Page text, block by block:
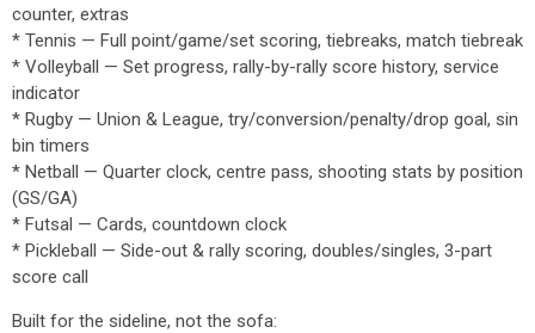
counter, extras
* Tennis — Full point/game/set scoring, tiebreaks, match tiebreak
* Volleyball — Set progress, rally-by-rally score history, service
indicator
* Rugby — Union & League, try/conversion/penalty/drop goal, sin
bin timers
* Netball — Quarter clock, centre pass, shooting stats by position
(GS/GA)
* Futsal — Cards, countdown clock
* Pickleball — Side-out & rally scoring, doubles/singles, 3-part
score call
Built for the sideline, not the sofa: